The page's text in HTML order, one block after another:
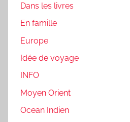
Dans les livres
En famille
Europe
Idée de voyage
INFO
Moyen Orient
Ocean Indien